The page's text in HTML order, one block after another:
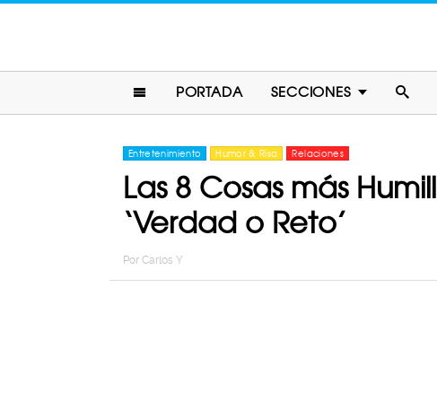
PORTADA SECCIONES
Entretenimiento Humor & Risa Relaciones
Las 8 Cosas más
‘Verdad o Reto’
Por Carlos Y